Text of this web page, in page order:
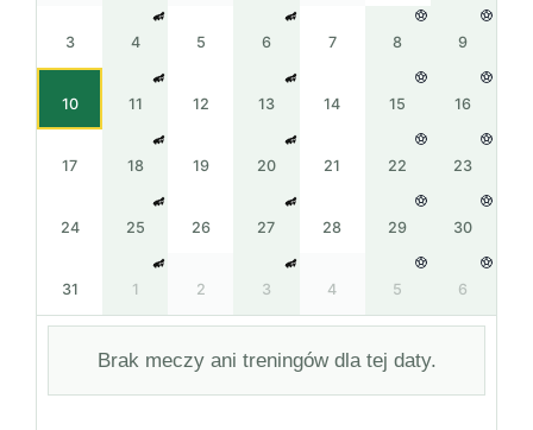
3 4 5 6 7 8 9
10 11 12 13 14 15 16
17 18 19 20 21 22 23
24 25 26 27 28 29 30
31 1 2 3 4 5 6
Brak meczy ani treningów dla tej daty.